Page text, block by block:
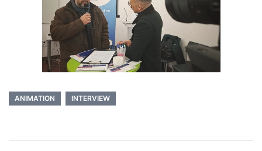
ANIMATION INTERVIEW